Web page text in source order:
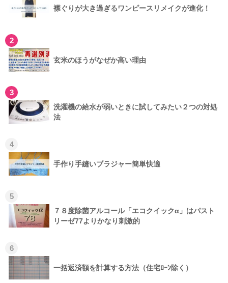
襟ぐりが大き過ぎるワンピースリメイクが進化！
2
玄米のほうがなぜか高い理由
3
洗濯機の給水が弱いときに試してみたい２つの対処
法
4
手作り手縫いブラジャー簡単快適
5
７８度除菌アルコール「エコクイックα」はパスト
リーゼ77よりかなり刺激的
6
一括返済額を計算する方法（住宅ﾛｰﾝ除く）